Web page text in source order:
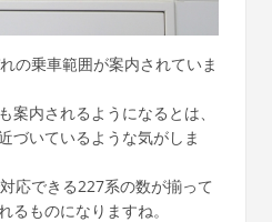
の乗車範囲が案内されていま
案内されるようになるとは、
づいているような気がしま
応できる227系の数が揃って
るものになりますね。